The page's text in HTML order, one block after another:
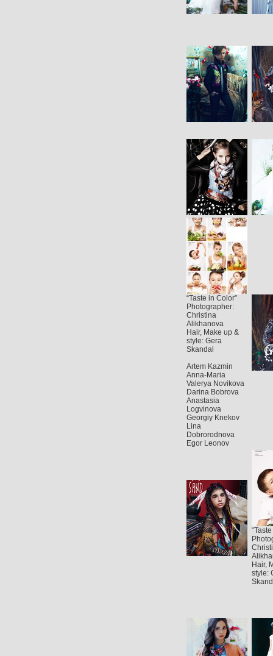
“Taste in Color”
Photographer:
Christina
Alikhanova
Hair, Make up &
style: Gera
Skandal
Artem Kazmin
Anna-Maria
Valerya Novikova
Darina Bobrova
Anastasia
Logvinova
Georgiy Knekov
Lina
Dobrorodnova
Egor Leonov
Hair,
style: